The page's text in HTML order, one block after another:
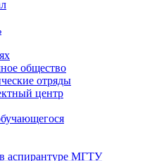
общество
отряды
центр
аспирантуре МГТУ